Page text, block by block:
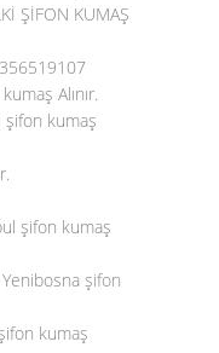
ŞİFON KUMAŞ
Alınır.
şifon kumaş
şifon kumaş
şifon
kumaş